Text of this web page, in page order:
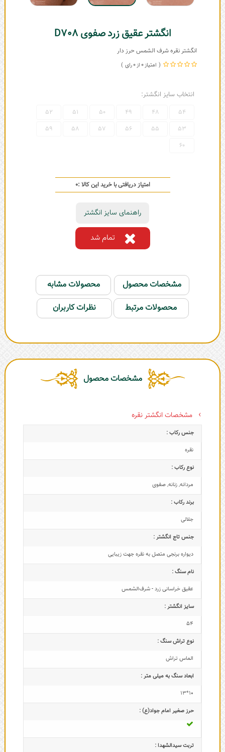
انگشتر عقیق زرد صفوی D708
انگشتر نقره شرف الشمس حرز دار
0
0
انتخاب سایز انگشتر:
54
48
49
50
51
52
53
55
56
57
58
59
60
امتیاز دریافتی با خرید این کالا :0
راهنمای سایز انگشتر
تمام شد
مشخصات محصول
محصولات مشابه
محصولات مرتبط
نظرات کاربران
مشخصات محصول
مشخصات انگشتر نقره
جنس رکاب :
نقره
نوع رکاب :
مردانه,زنانه,صفوی
برند رکاب :
جلالی
جنس تاج انگشتر :
دیواره برنجی متصل به نقره جهت زیبایی
نام سنگ :
عقیق خراسانی زرد - شرف‌الشمس
سایز انگشتر :
54
نوع تراش سنگ :
الماس تراش
ابعاد سنگ به میلی متر :
10*13
حرز صغیر امام جواد(ع) :
تربت سیدالشهدا :